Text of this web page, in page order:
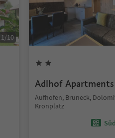
1/10
Adlhof Apartments
Aufhofen, Bruneck,
Kronplatz